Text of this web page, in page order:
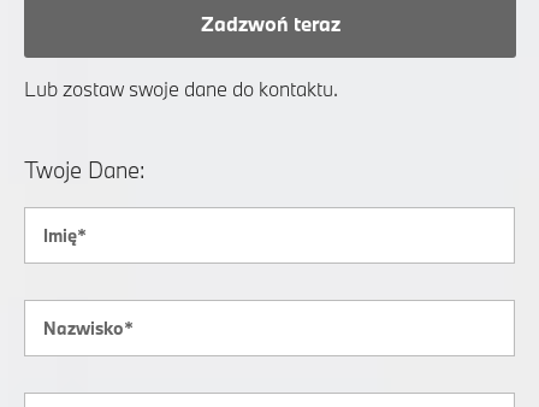
Zadzwoń teraz
Lub zostaw swoje dane do kontaktu.
Twoje Dane: